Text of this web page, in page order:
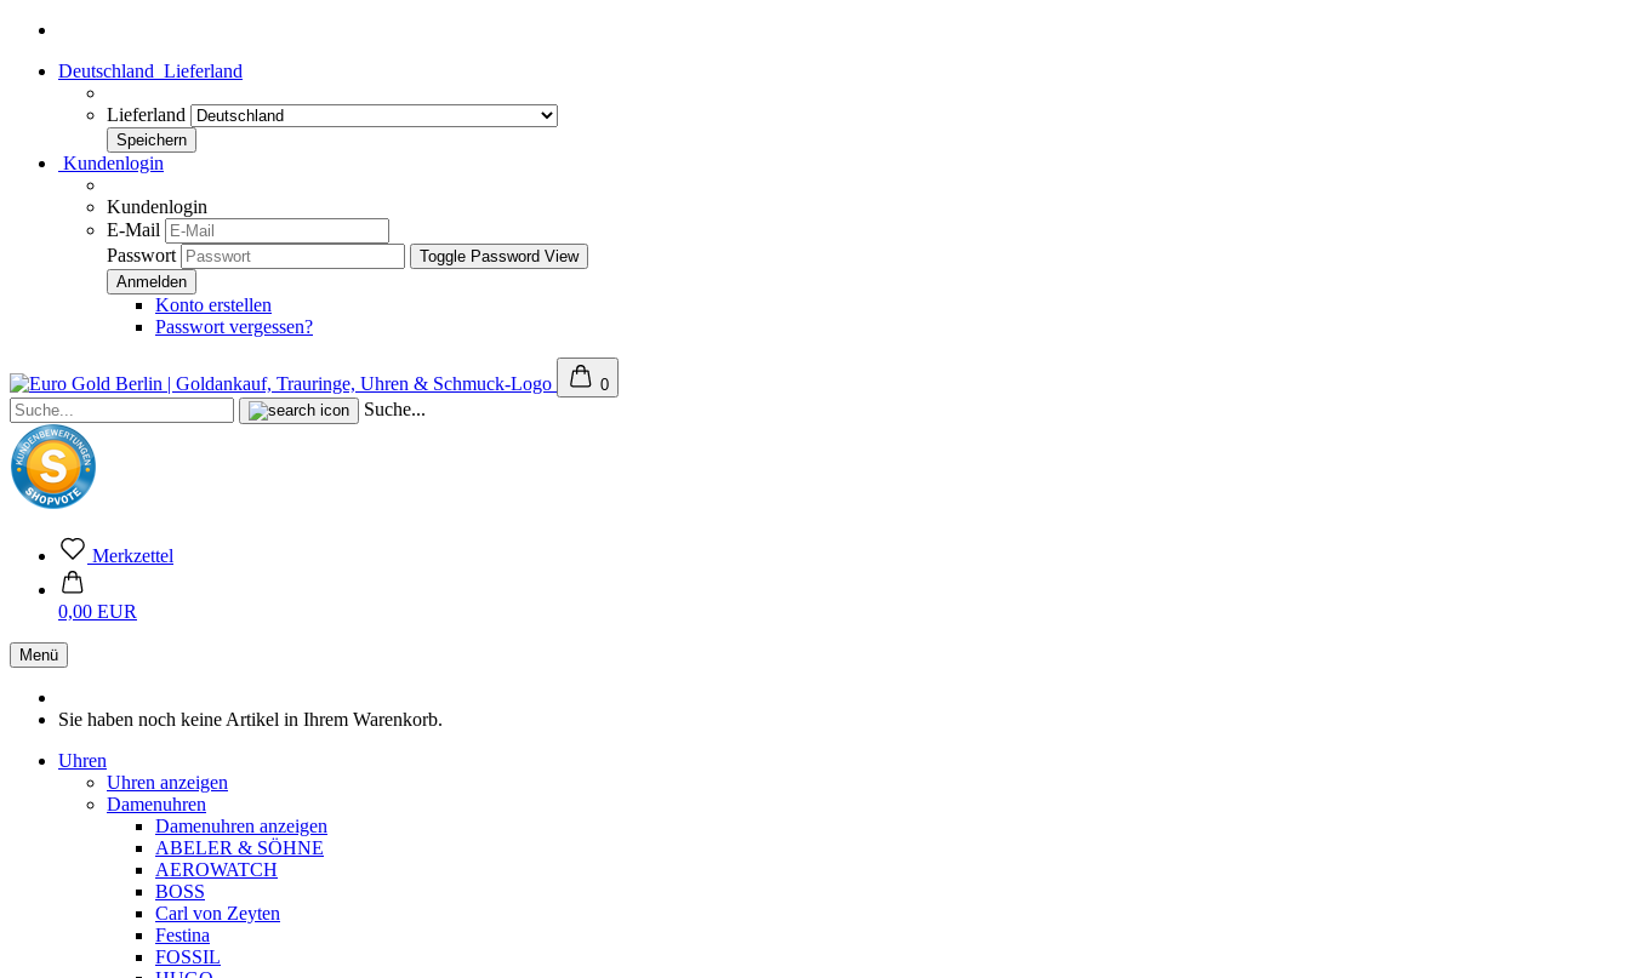
Deutschland Lieferland
Lieferland
Kundenlogin
Kundenlogin
E-Mail
Passwort
Toggle Password View
Konto erstellen
Passwort vergessen?
0
Suche...
Merkzettel
0,00 EUR
Menü
Sie haben noch keine Artikel in Ihrem Warenkorb.
Uhren
Uhren anzeigen
Damenuhren
Damenuhren anzeigen
ABELER & SÖHNE
AEROWATCH
BOSS
Carl von Zeyten
Festina
FOSSIL